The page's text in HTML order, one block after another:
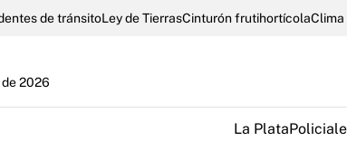
de tránsitoLey de TierrasCinturón frutihortícolaClima
de 2026
La Plata